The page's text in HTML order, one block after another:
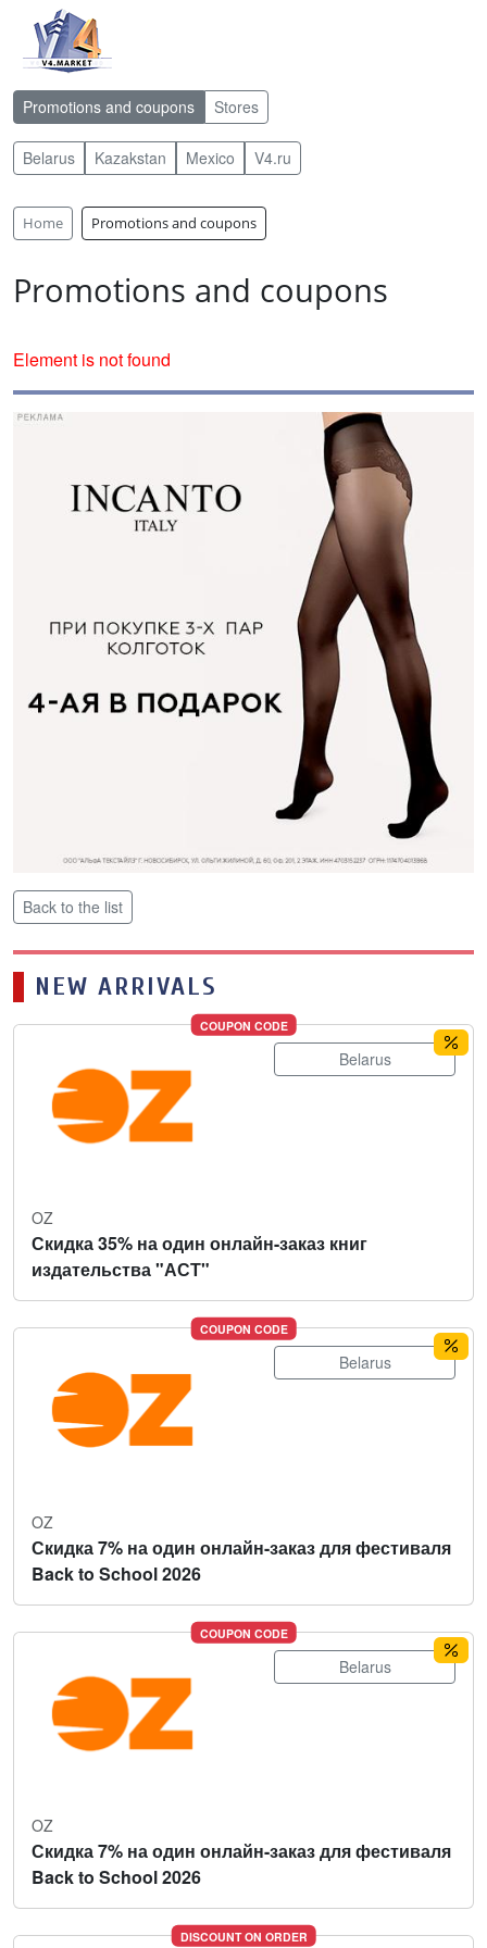
Promotions and coupons Stores
Belarus Kazakstan Mexico V4.ru
Home Promotions and coupons
Promotions and coupons
Element is not found
Back to the list
NEW ARRIVALS
COUPON CODE
Belarus
OZ
Скидка 35% на один онлайн-заказ книг
издательства "АСТ"
COUPON CODE
Belarus
OZ
Скидка 7% на один онлайн-заказ для фестиваля
Back to School 2026
COUPON CODE
Belarus
OZ
Скидка 7% на один онлайн-заказ для фестиваля
Back to School 2026
DISCOUNT ON ORDER